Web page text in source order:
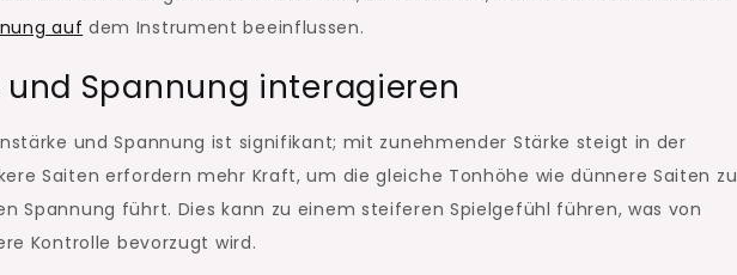
auf dem Instrument beeinflussen.
Spannung interagieren
und Spannung ist signifikant; mit zunehmender Stärke steigt in der
Saiten erfordern mehr Kraft, um die gleiche Tonhöhe wie dünnere Saiten zu
Spannung führt. Dies kann zu einem steiferen Spielgefühl führen, was von
Kontrolle bevorzugt wird.